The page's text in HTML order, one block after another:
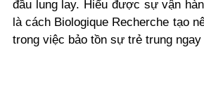
đầu lung lay. Hiểu được sự vận
là cách Biologique Recherche tạo
trong việc bảo tồn sự trẻ trung